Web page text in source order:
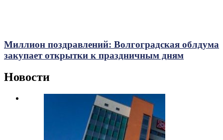
Миллион поздравлений: Волгоградская облдума
закупает открытки к праздничным дням
Новости